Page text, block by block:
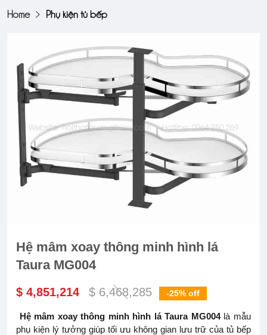
Home Phụ kiện tủ bếp
Hệ mâm xoay thông minh hình lá
Taura MG004
$ 4,851,214 $ 6,468,285 -25% off
Hệ mâm xoay thông minh hình lá Taura MG004 là mẫu
phụ kiện lý tưởng giúp tối ưu không gian lưu trữ của tủ bếp